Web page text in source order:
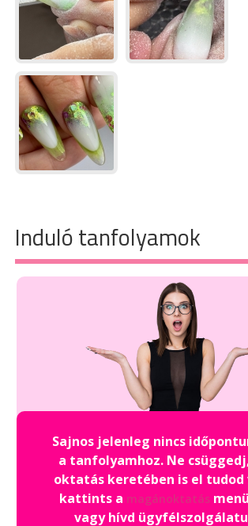
Induló tanfolyamok
Sajnos jelenleg nincs
a tanfolyamhoz. Ne
oktatás keretében is el tudod
kattints a magánoktatás
vagy hívd